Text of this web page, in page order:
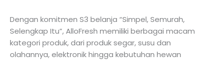
Dengan komitmen S3 belanja “Simpel, Semurah,
Selengkap Itu”, AlloFresh memiliki berbagai macam
kategori produk, dari produk segar, susu dan
olahannya, elektronik hingga kebutuhan hewan